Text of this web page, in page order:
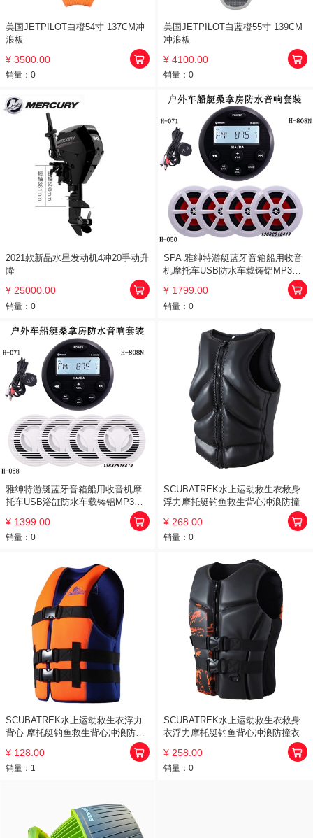
美国JETPILOT白橙54寸 137CM冲
浪板
¥ 3500.00
销量： 0
美国JETPILOT白蓝橙55寸 139CM
冲浪板
¥ 4100.00
销量： 0
2021款新品水星发动机4冲20手动升
降
¥ 25000.00
销量： 0
SPA 雅绅特游艇蓝牙音箱船用收音
机摩托车USB防水车载铸铝MP3音
¥ 1799.00
销量： 0
雅绅特游艇蓝牙音箱船用收音机摩
托车USB浴缸防水车载铸铝MP3音
¥ 1399.00
销量： 0
SCUBATREK水上运动救生衣救身
浮力摩托艇钓鱼救生背心冲浪防撞
¥ 268.00
销量： 0
SCUBATREK水上运动救生衣浮力
背心 摩托艇钓鱼救生背心冲浪防撞
¥ 128.00
销量： 1
SCUBATREK水上运动救生衣救身
衣浮力摩托艇钓鱼背心冲浪防撞衣
¥ 258.00
销量： 0